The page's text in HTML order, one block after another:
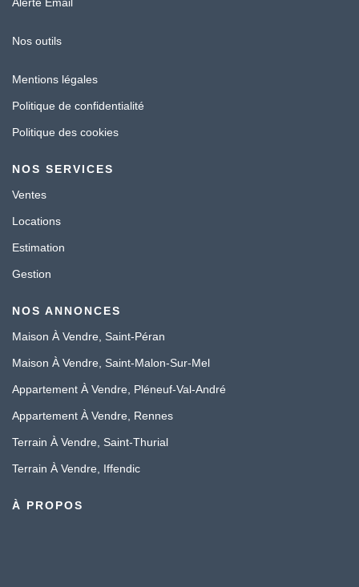
Alerte Email
Nos outils
Mentions légales
Politique de confidentialité
Politique des cookies
NOS SERVICES
Ventes
Locations
Estimation
Gestion
NOS ANNONCES
Maison À Vendre, Saint-Péran
Maison À Vendre, Saint-Malon-Sur-Mel
Appartement À Vendre, Pléneuf-Val-André
Appartement À Vendre, Rennes
Terrain À Vendre, Saint-Thurial
Terrain À Vendre, Iffendic
À PROPOS